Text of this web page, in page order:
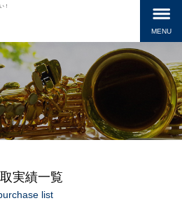
！
MENU
実績一覧
list